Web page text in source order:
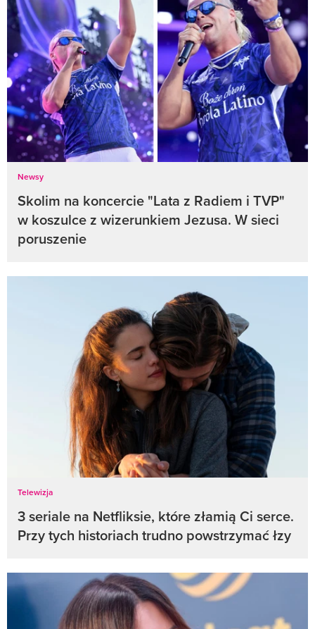
Newsy
Skolim na koncercie "Lata z Radiem i TVP"
w koszulce z wizerunkiem Jezusa. W sieci
poruszenie
Telewizja
3 seriale na Netfliksie, które złamią Ci serce.
Przy tych historiach trudno powstrzymać łzy